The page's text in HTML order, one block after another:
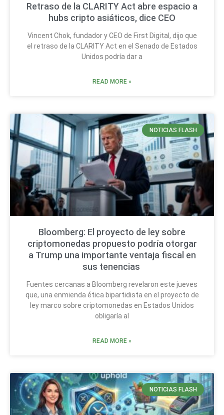
Retraso de la CLARITY Act abre espacio a
hubs cripto asiáticos, dice CEO
Vincent Chok, fundador y CEO de First Digital, dijo que
el retraso de la CLARITY Act en el Senado de Estados
Unidos podría dar a
READ MORE »
NOTICIAS FLASH
Bloomberg: El proyecto de ley sobre
criptomonedas propuesto podría otorgar
a Trump una importante ventaja fiscal en
sus tenencias
Fuentes cercanas a Bloomberg revelaron este jueves
que, una enmienda ética bipartidista en el proyecto de
ley marco sobre criptomonedas en Estados Unidos
obligaría al
READ MORE »
NOTICIAS FLASH